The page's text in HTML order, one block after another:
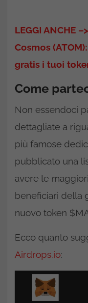
LEGGI ANCHE
Cosmos
gratis i tuoi
Come
Non essendoci
dettagliate a
più famose
pubblicato una
avere le
beneficiari della
nuovo token
Ecco quanto
Airdrops.io: